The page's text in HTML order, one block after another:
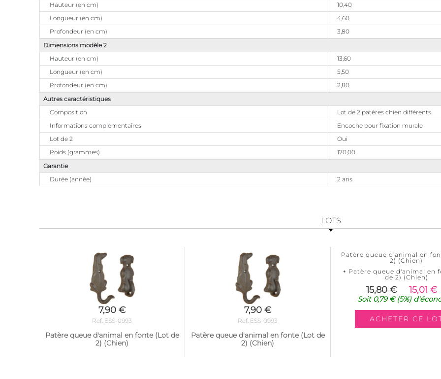
Hauteur (en cm)
10,40
Longueur (en cm)
4,60
Profondeur (en cm)
3,80
Dimensions modèle 2
Hauteur (en cm)
13,60
Longueur (en cm)
5,50
Profondeur (en cm)
2,80
Autres caractéristiques
Composition
Lot de 2 patères chien différents
Informations complémentaires
Encoche pour fixation murale
Lot de 2
Oui
Poids (grammes)
170,00
Garantie
Durée (année)
2 ans
LOTS
7,90 €
Ref. ESS-0993
Patère queue d'animal en fonte (Lot de
2) (Chien)
7,90 €
Ref. ESS-0993
Patère queue d'animal en fonte (Lot de
2) (Chien)
Patère queue d'animal en
2) (Chien)
+ Patère queue d'animal en
de 2) (Chien)
15,80 € 15,01 €
Soit0,79 €(5%)